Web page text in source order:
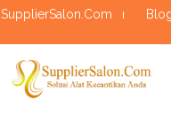
SupplierSalon.Com